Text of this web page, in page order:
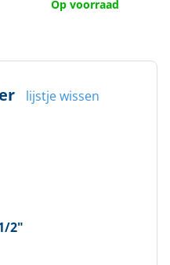
Op voorraad
lijstje wissen
2"